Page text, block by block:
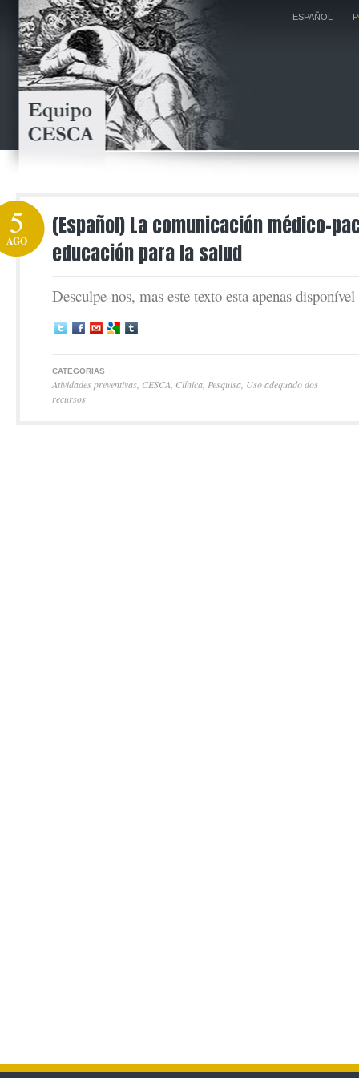
ESPAÑOL
(Español) La comunicación médico-
educación para la salud
5
AGO
Desculpe-nos, mas este texto esta apenas
CATEGORIAS
Atividades preventivas CESCA Clínica Pesquisa Uso adequado dos
recursos